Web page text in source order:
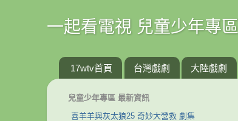
一起看電視 兒童少年專區
17wtv首頁 台灣戲劇 大陸戲劇
兒童少年專區 最新資訊
喜羊羊與灰太狼25 奇妙大營救 劇集